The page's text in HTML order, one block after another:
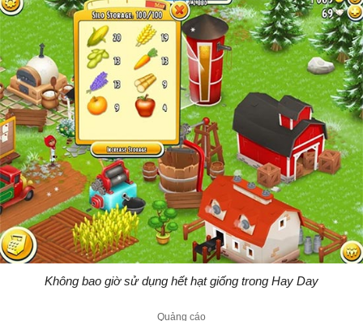
Không bao giờ sử dụng hết hạt giống trong Hay Day